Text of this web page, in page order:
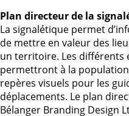
Plan directeur de la
La signalétique permet
de mettre en valeur des
un territoire. Les différents
permettront à la
repères visuels pour les
déplacements. Le plan
Bélanger Branding Design